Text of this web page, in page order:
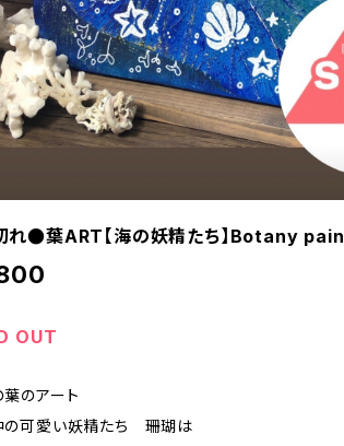
れ●葉ART【海の妖精たち】Botany
OUT
のアート
の可愛い妖精たち 珊瑚は